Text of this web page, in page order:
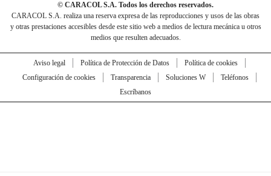
© CARACOL S.A. Todos los derechos reservados.
CARACOL S.A. realiza una reserva expresa de las reproducciones y usos de las obras
y otras prestaciones accesibles desde este sitio web a medios de lectura mecánica u otros
medios que resulten adecuados.
Aviso legal Política de Protección de Datos
Política de cookies
Configuración de cookies
Transparencia Soluciones W
Teléfonos
Escríbanos